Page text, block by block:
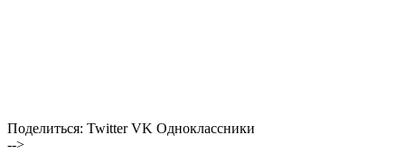
Поделиться: Twitter VK Одноклассники
-->